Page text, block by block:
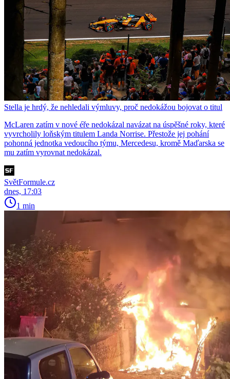
Stella je hrdý, že nehledali výmluvy, proč nedokážou bojovat o titul
McLaren zatím v nové éře nedokázal navázat na úspěšné roky, které
vyvrcholily loňským titulem Landa Norrise. Přestože jej pohání
pohonná jednotka vedoucího týmu, Mercedesu, kromě Maďarska se
mu zatím vyrovnat nedokázal.
SvětFormule.cz
dnes, 17:03
1 min